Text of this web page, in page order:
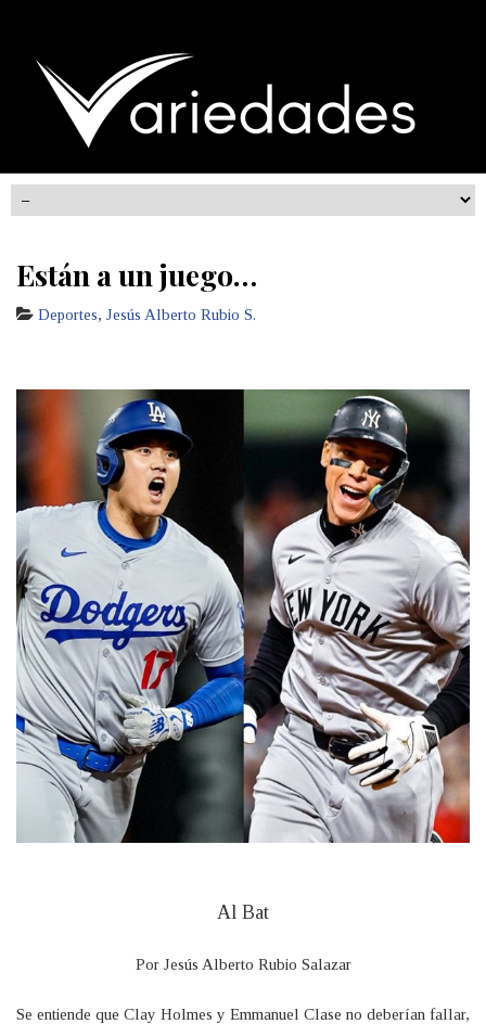
Están a un juego…
Deportes, Jesús Alberto Rubio S.
Al Bat
Por Jesús Alberto Rubio Salazar
Se entiende que Clay Holmes y Emmanuel Clase no deberían fallar,